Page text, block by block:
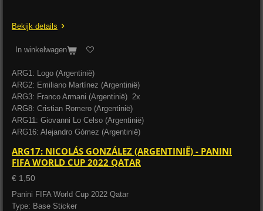
Bekijk details
In winkelwagen
ARG1: Logo (Argentinië)
ARG2: Emiliano Martínez (Argentinië)
ARG3: Franco Armani (Argentinië) 2x
ARG8: Cristian Romero (Argentinië)
ARG11: Giovanni Lo Celso (Argentinië)
ARG16: Alejandro Gómez (Argentinië)
ARG17: NICOLÁS GONZÁLEZ (ARGENTINIË) - PANINI
FIFA WORLD CUP 2022 QATAR
€ 1,50
Panini FIFA World Cup 2022 Qatar
Type: Base Sticker